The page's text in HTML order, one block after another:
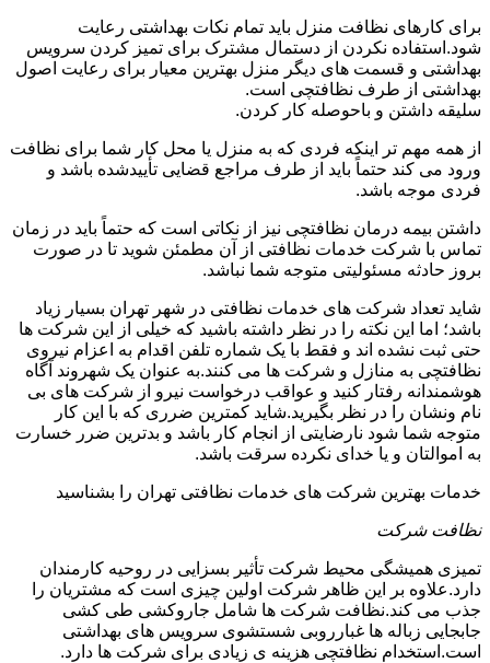
برای کارهای نظافت منزل باید تمام نکات بهداشتی رعایت
شود.استفاده نکردن از دستمال مشترک برای تمیز کردن سرویس
بهداشتی و قسمت های دیگر منزل بهترین معیار برای رعایت اصول
بهداشتی از طرف نظافتچی است.
سلیقه داشتن و باحوصله کار کردن.
از همه مهم تر اینکه فردی که به منزل یا محل کار شما برای نظافت
ورود می کند حتماً باید از طرف مراجع قضایی تأییدشده باشد و
فردی موجه باشد.
داشتن بیمه درمان نظافتچی نیز از نکاتی است که حتماً باید در زمان
تماس با شرکت خدمات نظافتی از آن مطمئن شوید تا در صورت
بروز حادثه مسئولیتی متوجه شما نباشد.
شاید تعداد شرکت های خدمات نظافتی در شهر تهران بسیار زیاد
باشد؛ اما این نکته را در نظر داشته باشید که خیلی از این شرکت ها
حتی ثبت نشده اند و فقط با یک شماره تلفن اقدام به اعزام نیروی
نظافتچی به منازل و شرکت ها می کنند.به عنوان یک شهروند آگاه
هوشمندانه رفتار کنید و عواقب درخواست نیرو از شرکت های بی
نام ونشان را در نظر بگیرید.شاید کمترین ضرری که با این کار
متوجه شما شود نارضایتی از انجام کار باشد و بدترین ضرر خسارت
به اموالتان و یا خدای نکرده سرقت باشد.
خدمات بهترین شرکت های خدمات نظافتی تهران را بشناسید
نظافت شرکت
تمیزی همیشگی محیط شرکت تأثیر بسزایی در روحیه کارمندان
دارد.علاوه بر این ظاهر شرکت اولین چیزی است که مشتریان را
جذب می کند.نظافت شرکت ها شامل جاروکشی طی کشی
جابجایی زباله ها غبارروبی شستشوی سرویس های بهداشتی
است.استخدام نظافتچی هزینه ی زیادی برای شرکت ها دارد.